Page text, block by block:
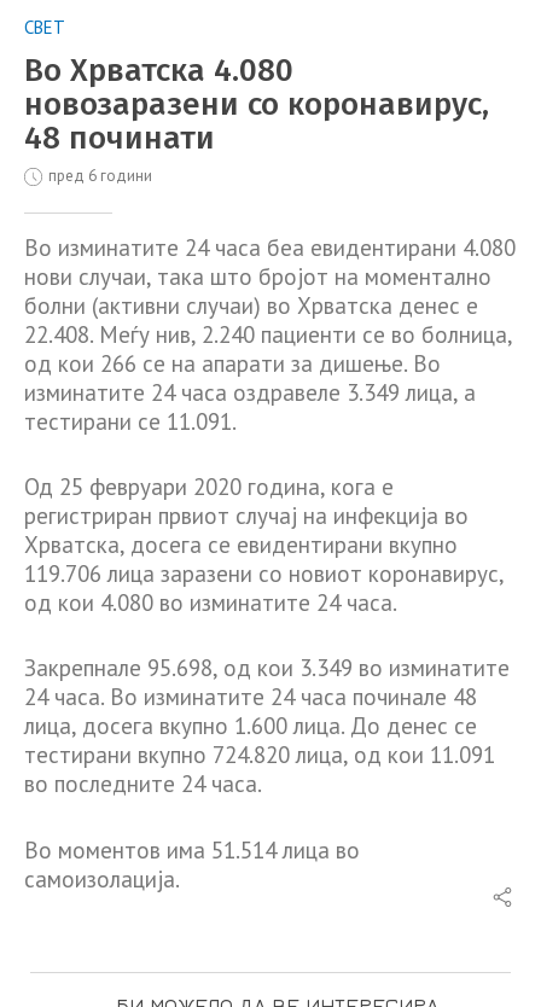
СВЕТ
Во Хрватска 4.080
новозаразени со коронавирус,
48 починати
пред 6 години
Во изминатите 24 часа беа евидентирани 4.080
нови случаи, така што бројот на моментално
болни (активни случаи) во Хрватска денес е
22.408. Меѓу нив, 2.240 пациенти се во болница,
од кои 266 се на апарати за дишење. Во
изминатите 24 часа оздравеле 3.349 лица, а
тестирани се 11.091.
Од 25 февруари 2020 година, кога е
регистриран првиот случај на инфекција во
Хрватска, досега се евидентирани вкупно
119.706 лица заразени со новиот коронавирус,
од кои 4.080 во изминатите 24 часа.
Закрепнале 95.698, од кои 3.349 во изминатите
24 часа. Во изминатите 24 часа починале 48
лица, досега вкупно 1.600 лица. До денес се
тестирани вкупно 724.820 лица, од кои 11.091
во последните 24 часа.
Во моментов има 51.514 лица во
самоизолација.